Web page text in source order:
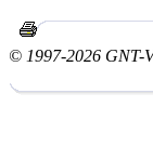
© 1997-2026 GNT-